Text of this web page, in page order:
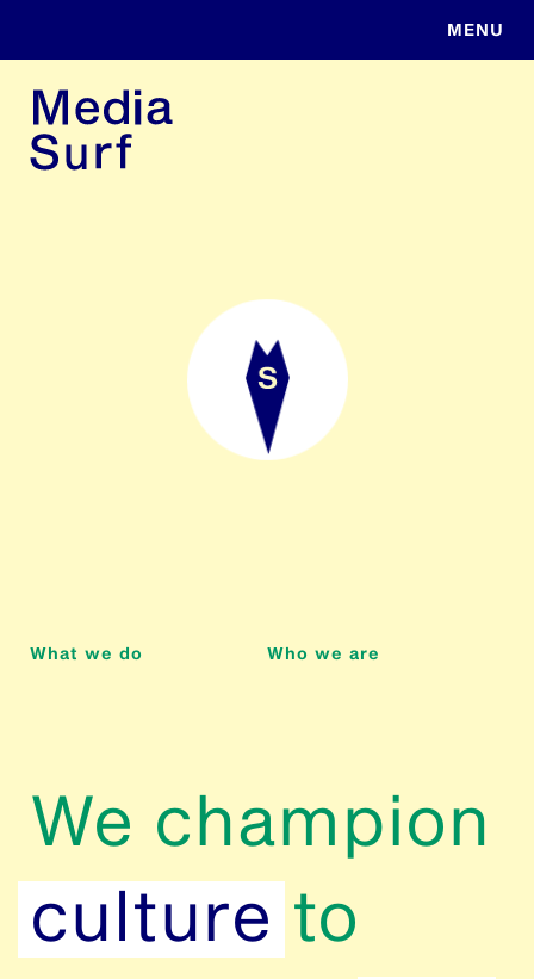
What we do Who we are
We champion
culture to